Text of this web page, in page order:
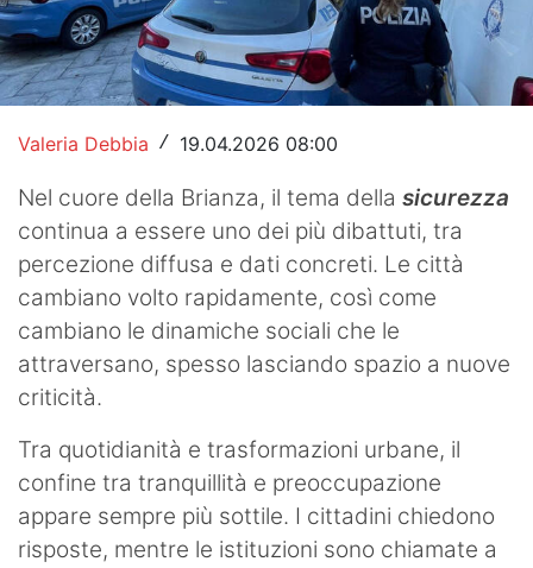
Pallamano
Altre
News
Turismo
Eventi
Valeria Debbia / 19.04.2026 08:00
Nel cuore della Brianza, il tema della sicurezza
continua a essere uno dei più dibattuti, tra
percezione diffusa e dati concreti. Le città
cambiano volto rapidamente, così come
cambiano le dinamiche sociali che le
attraversano, spesso lasciando spazio a nuove
criticità.
Tra quotidianità e trasformazioni urbane, il
confine tra tranquillità e preoccupazione
appare sempre più sottile. I cittadini chiedono
risposte, mentre le istituzioni sono chiamate a